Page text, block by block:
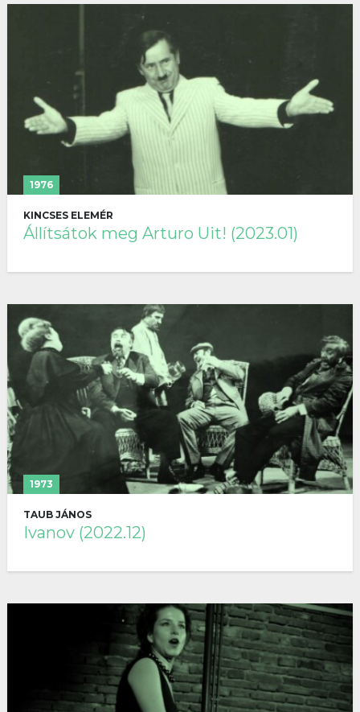
1976
KINCSES ELEMÉR
Állítsátok meg Arturo Uit! (2023.01)
1973
TAUB JÁNOS
Ivanov (2022.12)